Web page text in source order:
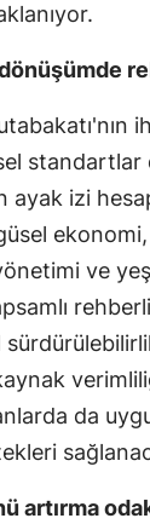
standartlar
ayak izi
ve
da
artırma